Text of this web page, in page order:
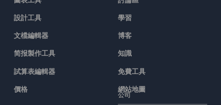
設計工具
文檔編輯器
简报製作工具
試算表編輯器
價格
學習
博客
知識
免費工具
網站地圖
公司